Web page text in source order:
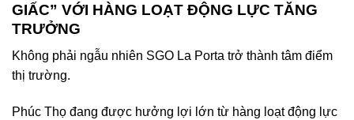
GIẤC” VỚI HÀNG LOẠT ĐỘNG LỰC TĂNG
TRƯỞNG
Không phải ngẫu nhiên SGO La Porta trở thành tâm điểm
thị trường.
Phúc Thọ đang được hưởng lợi lớn từ hàng loạt động lực